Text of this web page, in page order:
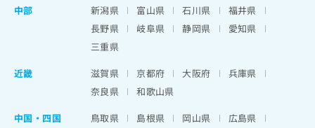
中部
新潟県 富山県 石川県
福井県
長野県
岐阜県 静岡県
愛知県
三重県
近畿
滋賀県 京都府 大阪府
兵庫県
奈良県
和歌山県
中国・四国
鳥取県 島根県 岡山県
広島県